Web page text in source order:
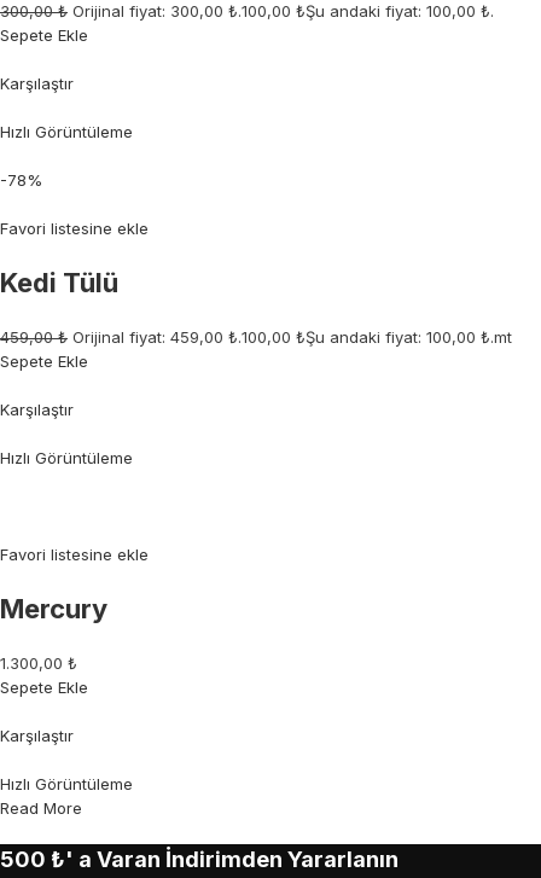
300,00 ₺ Orijinal fiyat: 300,00 ₺.100,00 ₺Şu andaki fiyat: 100,00 ₺.
Sepete Ekle
Karşılaştır
Hızlı Görüntüleme
-78%
Favori listesine ekle
Kedi Tülü
459,00 ₺ Orijinal fiyat: 459,00 ₺.100,00 ₺Şu andaki fiyat: 100,00 ₺.mt
Sepete Ekle
Karşılaştır
Hızlı Görüntüleme
Favori listesine ekle
Mercury
1.300,00 ₺
Sepete Ekle
Karşılaştır
Hızlı Görüntüleme
Read More
500 ₺' a Varan İndirimden Yararlanın